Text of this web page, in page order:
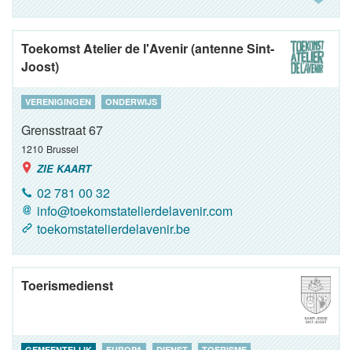
Toekomst Atelier de l'Avenir (antenne Sint-
Joost)
VERENIGINGEN ONDERWIJS
Grensstraat 67
1210 Brussel
ZIE KAART
02 781 00 32
info@toekomstatelierdelavenir.com
toekomstatelierdelavenir.be
Toerismedienst